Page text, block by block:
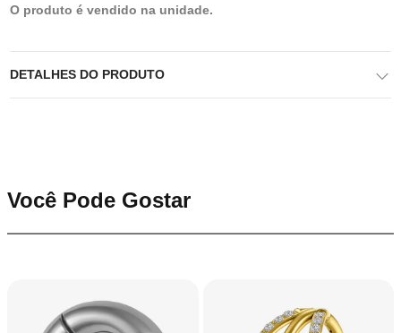
O produto é vendido na unidade.
DETALHES DO PRODUTO
Você Pode Gostar